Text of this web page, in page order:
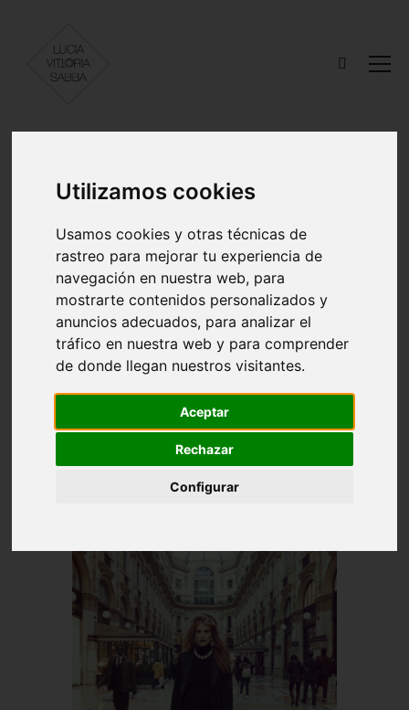
Utilizamos cookies
Usamos cookies y otras técnicas de
rastreo para mejorar tu experiencia de
navegación en nuestra web, para
mostrarte contenidos personalizados y
anuncios adecuados, para analizar el
tráfico en nuestra web y para comprender
de donde llegan nuestros visitantes.
Aceptar
Rechazar
Configurar